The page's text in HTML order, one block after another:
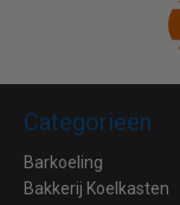
Categorieën
Barkoeling
Bakkerij Koelkasten